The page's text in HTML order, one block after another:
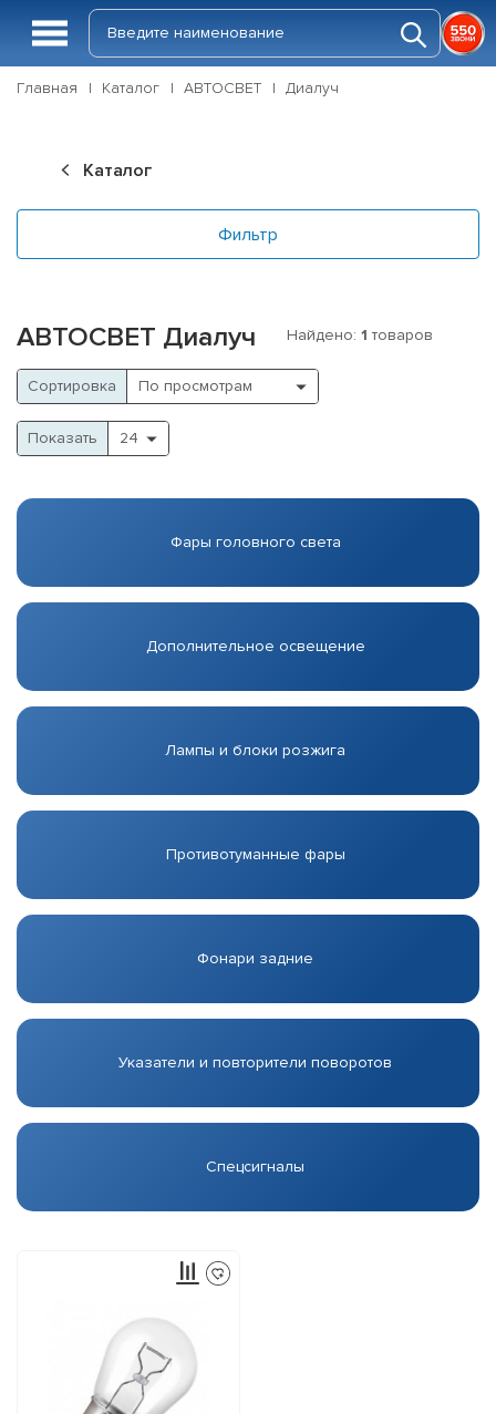
Главная Каталог АВТОСВЕТ Диалуч
Каталог
Фильтр
АВТОСВЕТ Диалуч Найдено: 1 товаров
Cортировка
Показать
Фары головного света
Дополнительное освещение
Лампы и блоки розжига
Противотуманные фары
Фонари задние
Указатели и повторители поворотов
Спецсигналы